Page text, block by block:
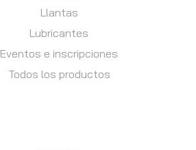
Llantas
Lubricantes
Eventos e inscripciones
Todos los productos